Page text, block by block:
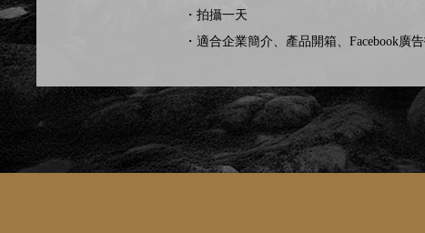
・拍攝一天
・適合企業簡介、產品開箱、Facebook廣